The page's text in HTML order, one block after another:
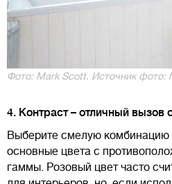
Фото: Mark Scott. Источник фото:
4. Контраст – отличный вызов
Выберите смелую комбинацию
основные цвета с
гаммы. Розовый цвет часто